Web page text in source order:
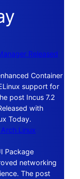
Released
Container
support for
post Incus 7.2
with
Today.
Linux
Package
networking
The post